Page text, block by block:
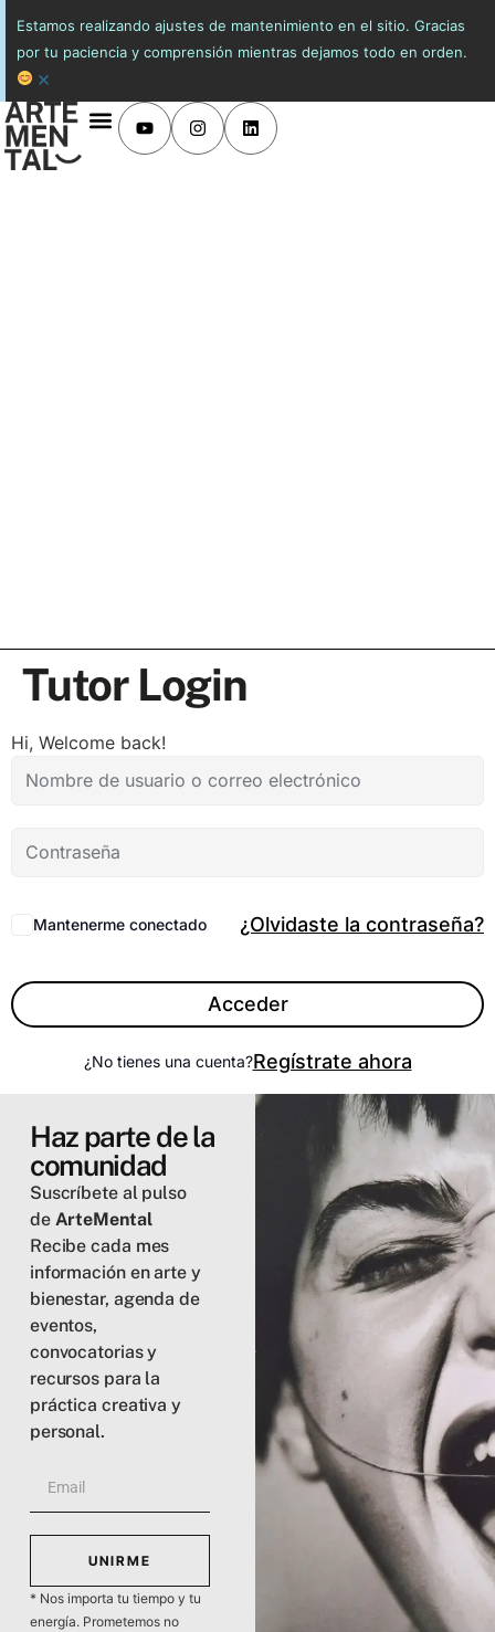
Estamos realizando ajustes de mantenimiento en el sitio. Gracias
por tu paciencia y comprensión mientras dejamos todo en orden.
×
Tutor Login
Hi, Welcome back!
Mantenerme conectado ¿Olvidaste la contraseña?
Acceder
¿No tienes una cuenta?Regístrate ahora
Haz parte de la
comunidad
Suscríbete al pulso
de ArteMental
Recibe cada mes
información en arte y
bienestar, agenda de
eventos,
convocatorias y
recursos para la
práctica creativa y
personal.
UNIRME
* Nos importa tu tiempo y tu
energía. Prometemos no